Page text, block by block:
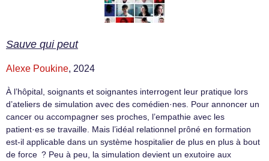
Sauve qui peut
Alexe Poukine, 2024
À l’hôpital, soignants et soignantes interrogent leur pratique lors
d’ateliers de simulation avec des comédien·nes. Pour annoncer un
cancer ou accompagner ses proches, l’empathie avec les
patient·es se travaille. Mais l’idéal relationnel prôné en formation
est-il applicable dans un système hospitalier de plus en plus à bout
de force ? Peu à peu, la simulation devient un exutoire aux